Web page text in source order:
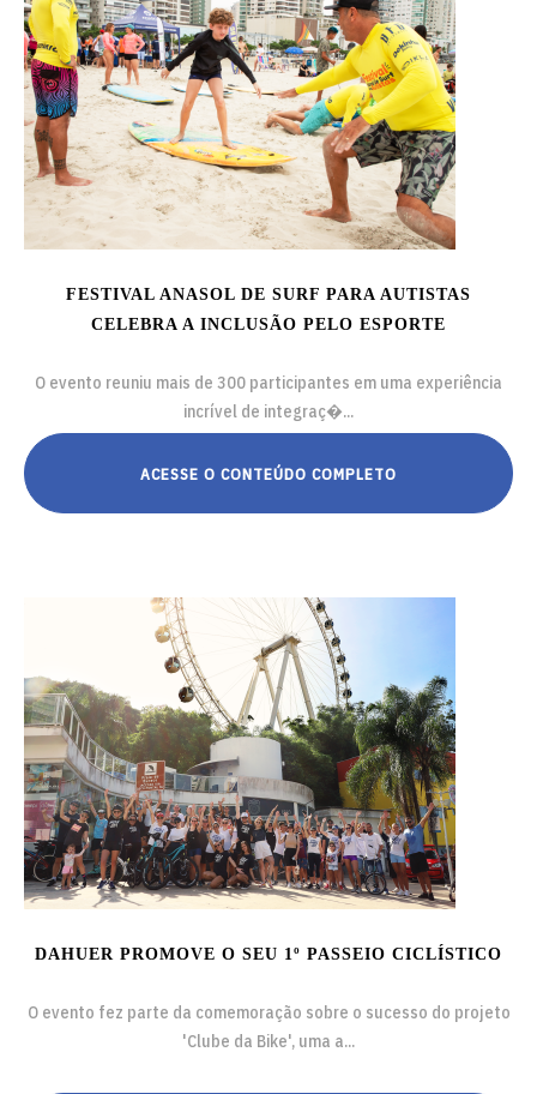
FESTIVAL ANASOL DE SURF PARA AUTISTAS
CELEBRA A INCLUSÃO PELO ESPORTE
O evento reuniu mais de 300 participantes em uma experiência
incrível de integraç�...
ACESSE O CONTEÚDO COMPLETO
DAHUER PROMOVE O SEU 1º PASSEIO CICLÍSTICO
O evento fez parte da comemoração sobre o sucesso do projeto
'Clube da Bike', uma a...